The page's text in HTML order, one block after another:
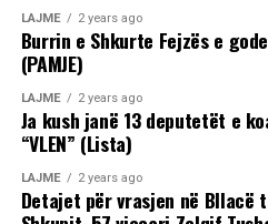
LAJME 2 years ago
Burrin e Shkurte Fejzës e
(PAMJE)
LAJME 2 years ago
Ja kush janë 13 deputetët e
“VLEN” (Lista)
LAJME 2 years ago
Detajet për vrasjen në Bllacë